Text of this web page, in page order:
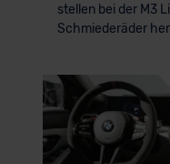
stellen bei der M3
Schmiederäder